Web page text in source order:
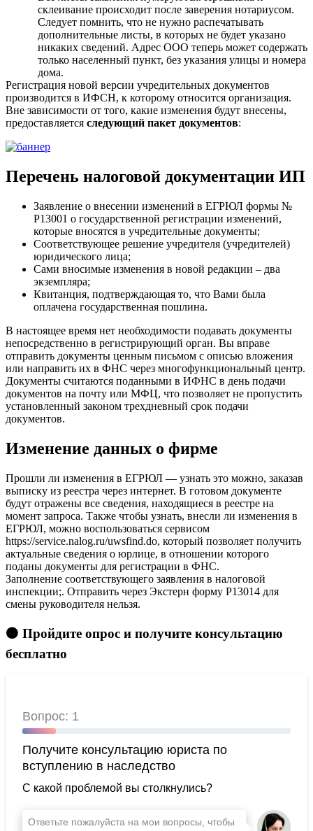
склеивание происходит после заверения нотариусом.
Следует помнить, что не нужно распечатывать
дополнительные листы, в которых не будет указано
никаких сведений. Адрес ООО теперь может содержать
только населенный пункт, без указания улицы и номера
дома.
Регистрация новой версии учредительных документов
производится в ИФСН, к которому относится организация.
Вне зависимости от того, какие изменения будут внесены,
предоставляется следующий пакет документов:
Перечень налоговой документации ИП
Заявление о внесении изменений в ЕГРЮЛ формы №
Р13001 о государственной регистрации изменений,
которые вносятся в учредительные документы;
Соответствующее решение учредителя (учредителей)
юридического лица;
Сами вносимые изменения в новой редакции – два
экземпляра;
Квитанция, подтверждающая то, что Вами была
оплачена государственная пошлина.
В настоящее время нет необходимости подавать документы
непосредственно в регистрирующий орган. Вы вправе
отправить документы ценным письмом с описью вложения
или направить их в ФНС через многофункциональный центр.
Документы считаются поданными в ИФНС в день подачи
документов на почту или МФЦ, что позволяет не пропустить
установленный законом трехдневный срок подачи
документов.
Изменение данных о фирме
Прошли ли изменения в ЕГРЮЛ — узнать это можно, заказав
выписку из реестра через интернет. В готовом документе
будут отражены все сведения, находящиеся в реестре на
момент запроса. Также чтобы узнать, внесли ли изменения в
ЕГРЮЛ, можно воспользоваться сервисом
https://service.nalog.ru/uwsfind.do, который позволяет получить
актуальные сведения о юрлице, в отношении которого
поданы документы для регистрации в ФНС.
Заполнение соответствующего заявления в налоговой
инспекции;. Отправить через Экстерн форму Р13014 для
смены руководителя нельзя.
🟠 Пройдите опрос и получите консультацию
бесплатно